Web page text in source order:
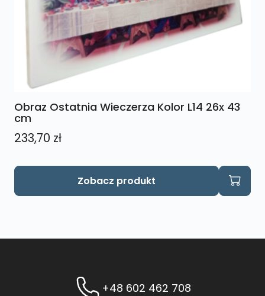
Obraz Ostatnia Wieczerza Kolor L14 26x 43
cm
233,70 zł
Zobacz produkt
+48 602 462 708